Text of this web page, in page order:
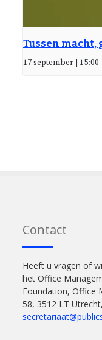
Tussen macht,
17 september | 15:00
Contact
Heeft u vragen of
het Office
Foundation, Office
58, 3512 LT